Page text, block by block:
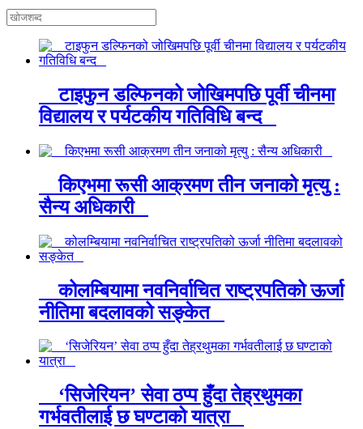
टाइफुन डल्फिनको जोखिमपछि पूर्वी चीनमा
विद्यालय र पर्यटकीय गतिविधि बन्द
किएभमा रूसी आक्रमण तीन जनाको मृत्यु :
सैन्य अधिकारी
कोलम्बियामा नवनिर्वाचित राष्ट्रपतिको ऊर्जा
नीतिमा बदलावको सङ्केत
‘सिजेरियन’ सेवा ठप्प हुँदा तेह्रथुमका
गर्भवतीलाई छ घण्टाको यात्रा